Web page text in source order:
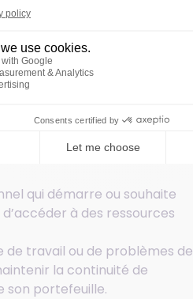
son back
et chronophages,
se concentrer sur des
clients et le
:
qui démarre ou souhaite
à des ressources
de travail ou de problèmes de
la continuité de
son portefeuille.